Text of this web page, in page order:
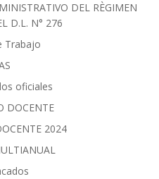
DEL RÈGIMEN
D.L. N° 276
Trabajo
oficiales
DOCENTE
2024